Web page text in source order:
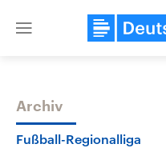
Close
Themen
Archiv
Fußball-Regionalliga